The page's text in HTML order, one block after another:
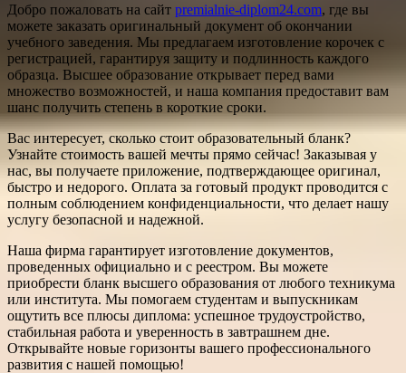
Добро пожаловать на сайт premialnie-diplom24.com, где вы
можете заказать оригинальный документ об окончании
учебного заведения. Мы предлагаем изготовление корочек с
регистрацией, гарантируя защиту и подлинность каждого
образца. Высшее образование открывает перед вами
множество возможностей, и наша компания предоставит вам
шанс получить степень в короткие сроки.
Вас интересует, сколько стоит образовательный бланк?
Узнайте стоимость вашей мечты прямо сейчас! Заказывая у
нас, вы получаете приложение, подтверждающее оригинал,
быстро и недорого. Оплата за готовый продукт проводится с
полным соблюдением конфиденциальности, что делает нашу
услугу безопасной и надежной.
Наша фирма гарантирует изготовление документов,
проведенных официально и с реестром. Вы можете
приобрести бланк высшего образования от любого техникума
или института. Мы помогаем студентам и выпускникам
ощутить все плюсы диплома: успешное трудоустройство,
стабильная работа и уверенность в завтрашнем дне.
Открывайте новые горизонты вашего профессионального
развития с нашей помощью!